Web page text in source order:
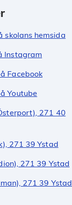
skolans hemsida
Instagram
Facebook
Youtube
271 40
271 39 Ystad
271 39 Ystad
271 39 Ystad